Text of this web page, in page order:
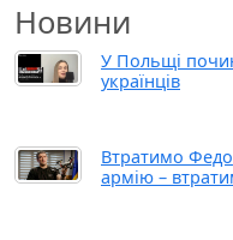
Новини
У Польщі
українців
Втратимо
армію –